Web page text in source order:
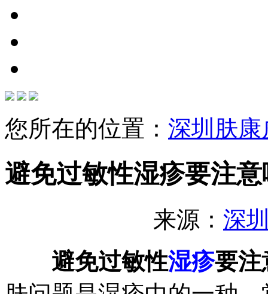
您所在的位置： 深圳肤
避免过敏性湿疹要注
来源： 深
避免过敏性湿疹要注